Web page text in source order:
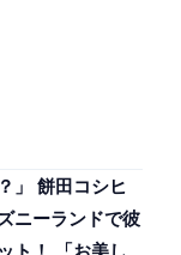
」 餅田コシヒ
ニーランドで彼
ト！ 「お美し